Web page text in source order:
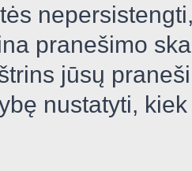
pranešimo
jūsų
nustatyti,